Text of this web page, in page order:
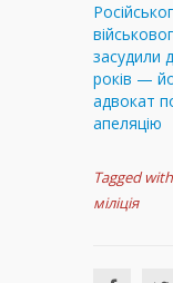
засудили
років —
адвокат
апеляцію
Tagged
міліція